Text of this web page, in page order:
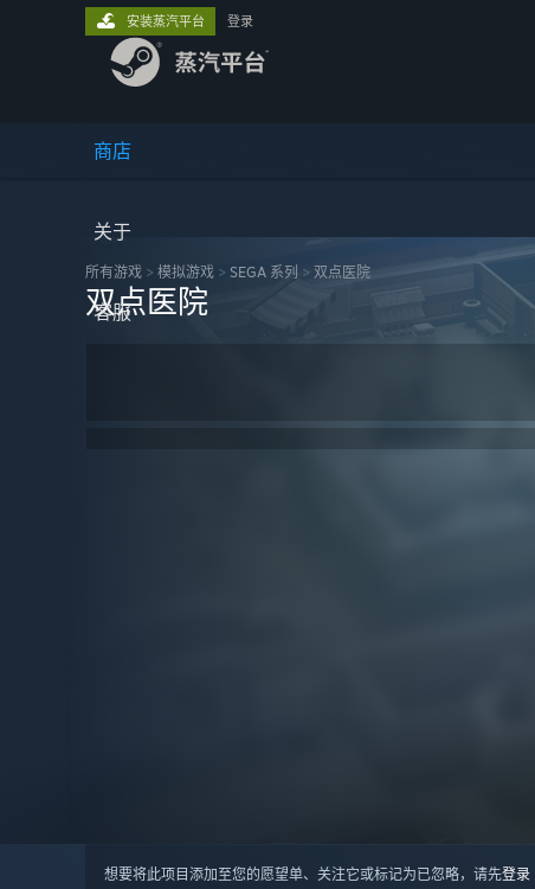
商店
关于
客服
安装蒸汽平台 登录
所有游戏 > 模拟‎游戏 > SEGA 系列 > 双点医院
双点医院
想要将此项目添加至您的愿望单、关注它或标记为已忽略，请先登录